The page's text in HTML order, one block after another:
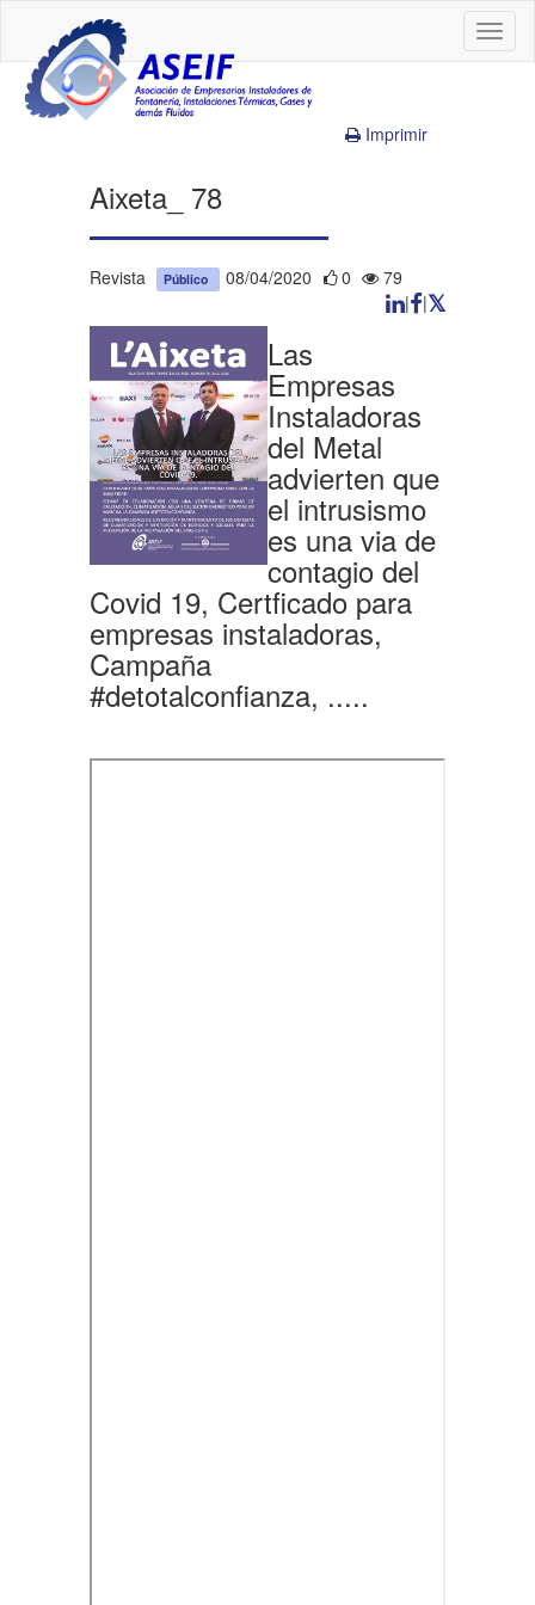
Imprimir
Aixeta_ 78
Revista Público 08/04/2020 0
79
|
|
Las
Empresas
Instaladoras
del Metal
advierten que
el intrusismo
es una via de
contagio del
Covid 19, Certficado para
empresas instaladoras,
Campaña
#detotalconfianza, .....